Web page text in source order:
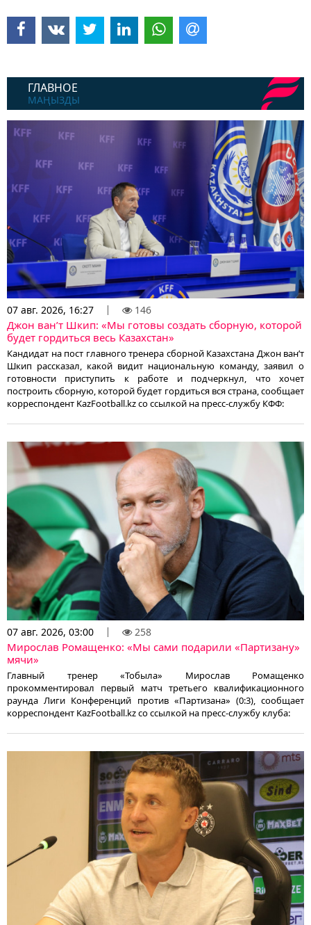
ГЛАВНОЕ
МАҢЫЗДЫ
07 авг. 2026, 16:27 146
Джон ван’т Шкип: «Мы готовы создать сборную, которой
будет гордиться весь Казахстан»
Кандидат на пост главного тренера сборной Казахстана Джон ван’т
Шкип рассказал, какой видит национальную команду, заявил о
готовности приступить к работе и подчеркнул, что хочет
построить сборную, которой будет гордиться вся страна, сообщает
корреспондент KazFootball.kz со ссылкой на пресс-службу КФФ:
07 авг. 2026, 03:00 258
Мирослав Ромащенко: «Мы сами подарили «Партизану»
мячи»
Главный тренер «Тобыла» Мирослав Ромащенко
прокомментировал первый матч третьего квалификационного
раунда Лиги Конференций против «Партизана» (0:3), сообщает
корреспондент KazFootball.kz со ссылкой на пресс-службу клуба: